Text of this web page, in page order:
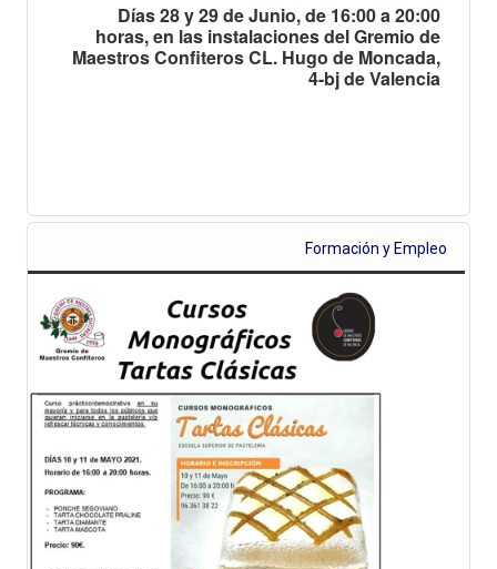
Días 28 y 29 de Junio, de 16:00 a 20:00
horas, en las instalaciones del Gremio de
Maestros Confiteros CL. Hugo de Moncada,
4-bj de Valencia
Formación y Empleo